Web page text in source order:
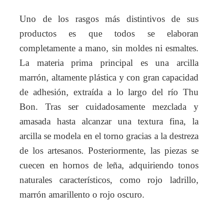
Uno de los rasgos más distintivos de sus
productos es que todos se elaboran
completamente a mano, sin moldes ni esmaltes.
La materia prima principal es una arcilla
marrón, altamente plástica y con gran capacidad
de adhesión, extraída a lo largo del río Thu
Bon. Tras ser cuidadosamente mezclada y
amasada hasta alcanzar una textura fina, la
arcilla se modela en el torno gracias a la destreza
de los artesanos. Posteriormente, las piezas se
cuecen en hornos de leña, adquiriendo tonos
naturales característicos, como rojo ladrillo,
marrón amarillento o rojo oscuro.